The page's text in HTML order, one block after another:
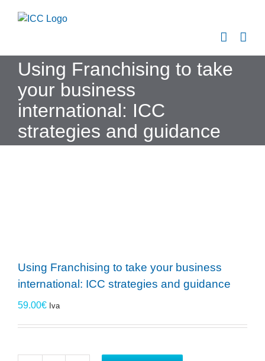
Using Franchising to take
your business
international: ICC
strategies and guidance
Using Franchising to take your business
international: ICC strategies and guidance
59.00€ Iva